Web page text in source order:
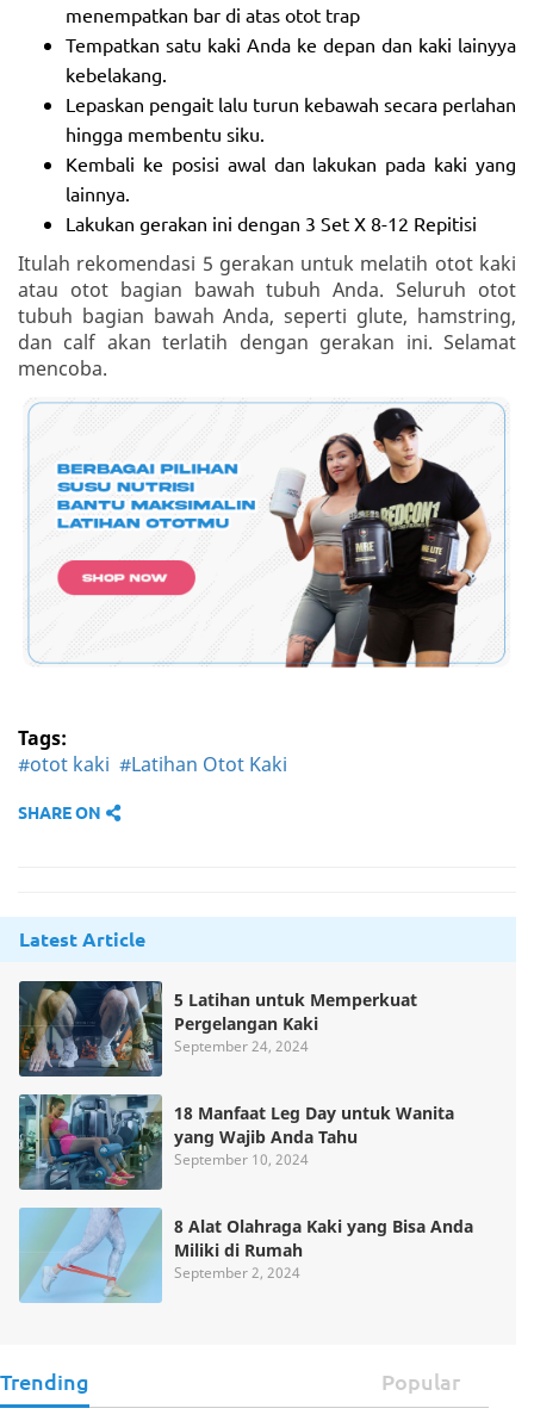
menempatkan bar di atas otot trap
Tempatkan satu kaki Anda ke depan dan kaki lainyya
kebelakang.
Lepaskan pengait lalu turun kebawah secara perlahan
hingga membentu siku.
Kembali ke posisi awal dan lakukan pada kaki yang
lainnya.
Lakukan gerakan ini dengan 3 Set X 8-12 Repitisi
Itulah rekomendasi 5 gerakan untuk melatih otot kaki
atau otot bagian bawah tubuh Anda. Seluruh otot
tubuh bagian bawah Anda, seperti glute, hamstring,
dan calf akan terlatih dengan gerakan ini. Selamat
mencoba.
Tags:
#otot kaki #Latihan Otot Kaki
SHARE ON
Latest Article
5 Latihan untuk Memperkuat
Pergelangan Kaki
September 24, 2024
18 Manfaat Leg Day untuk Wanita
yang Wajib Anda Tahu
September 10, 2024
8 Alat Olahraga Kaki yang Bisa Anda
Miliki di Rumah
September 2, 2024
Trending Popular